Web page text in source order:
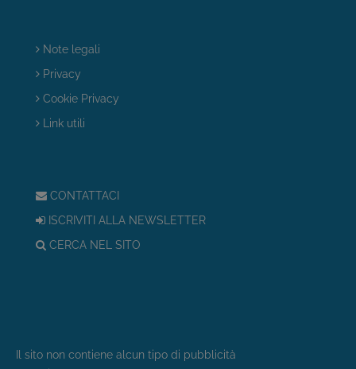
Note legali
Privacy
Cookie Privacy
Link utili
CONTATTACI
ISCRIVITI ALLA NEWSLETTER
CERCA NEL SITO
Il sito non contiene alcun tipo di pubblicità